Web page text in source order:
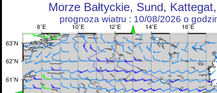
Morze Bałtyckie, Sund,
prognoza wiatru : 10/08/2026 o